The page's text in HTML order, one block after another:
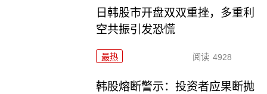
日韩股市开盘双双重挫，多重利
空共振引发恐慌
最热 阅读 4928
韩股熔断警示：投资者应果断抛